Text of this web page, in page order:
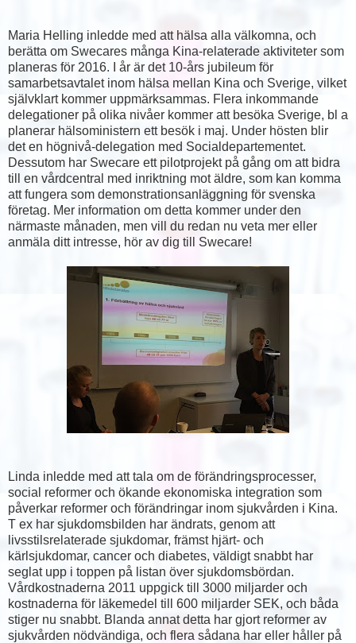
Maria Helling inledde med att hälsa alla välkomna, och
berätta om Swecares många Kina-relaterade aktiviteter som
planeras för 2016. I år är det 10-års jubileum för
samarbetsavtalet inom hälsa mellan Kina och Sverige, vilket
självklart kommer uppmärksammas. Flera inkommande
delegationer på olika nivåer kommer att besöka Sverige, bl a
planerar hälsoministern ett besök i maj. Under hösten blir
det en högnivå-delegation med Socialdepartementet.
Dessutom har Swecare ett pilotprojekt på gång om att bidra
till en vårdcentral med inriktning mot äldre, som kan komma
att fungera som demonstrationsanläggning för svenska
företag. Mer information om detta kommer under den
närmaste månaden, men vill du redan nu veta mer eller
anmäla ditt intresse, hör av dig till Swecare!
Linda inledde med att tala om de förändringsprocesser,
social reformer och ökande ekonomiska integration som
påverkar reformer och förändringar inom sjukvården i Kina.
T ex har sjukdomsbilden har ändrats, genom att
livsstilsrelaterade sjukdomar, främst hjärt- och
kärlsjukdomar, cancer och diabetes, väldigt snabbt har
seglat upp i toppen på listan över sjukdomsbördan.
Vårdkostnaderna 2011 uppgick till 3000 miljarder och
kostnaderna för läkemedel till 600 miljarder SEK, och båda
stiger nu snabbt. Blanda annat detta har gjort reformer av
sjukvården nödvändiga, och flera sådana har eller håller på